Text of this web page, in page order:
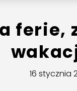
ferie,
16 stycznia